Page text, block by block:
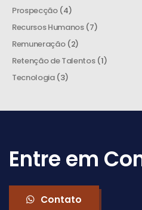
Prospecção(4)
Recursos Humanos(7)
Remuneração(2)
Retenção de Talentos(1)
Tecnologia(3)
Entre em
Contato